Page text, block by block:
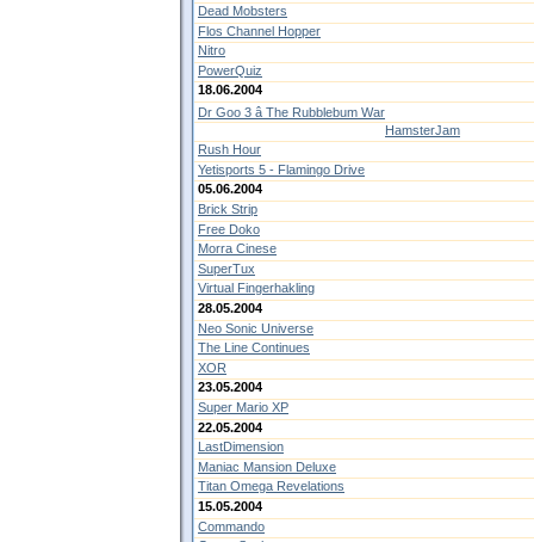
Dead Mobsters
Flos Channel Hopper
Nitro
PowerQuiz
18.06.2004
Dr Goo 3 â The Rubblebum War
HamsterJam
Rush Hour
Yetisports 5 - Flamingo Drive
05.06.2004
Brick Strip
Free Doko
Morra Cinese
SuperTux
Virtual Fingerhakling
28.05.2004
Neo Sonic Universe
The Line Continues
XOR
23.05.2004
Super Mario XP
22.05.2004
LastDimension
Maniac Mansion Deluxe
Titan Omega Revelations
15.05.2004
Commando